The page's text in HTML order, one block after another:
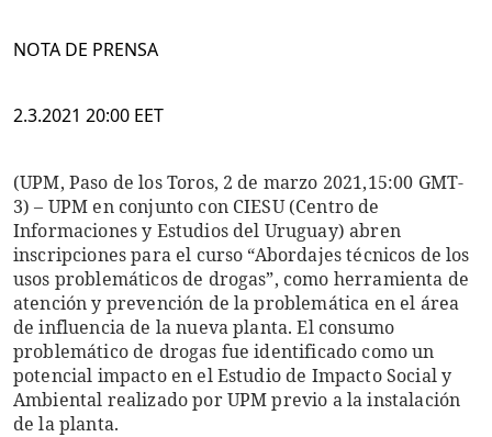
NOTA DE PRENSA
2.3.2021 20:00 EET
(UPM, Paso de los Toros, 2 de marzo 2021,15:00 GMT-
3) – UPM en conjunto con CIESU (Centro de
Informaciones y Estudios del Uruguay) abren
inscripciones para el curso “Abordajes técnicos de los
usos problemáticos de drogas”, como herramienta de
atención y prevención de la problemática en el área
de influencia de la nueva planta. El consumo
problemático de drogas fue identificado como un
potencial impacto en el Estudio de Impacto Social y
Ambiental realizado por UPM previo a la instalación
de la planta.